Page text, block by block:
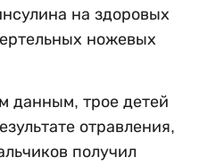
на здоровых
ножевых
данным, трое детей
отравления,
получил